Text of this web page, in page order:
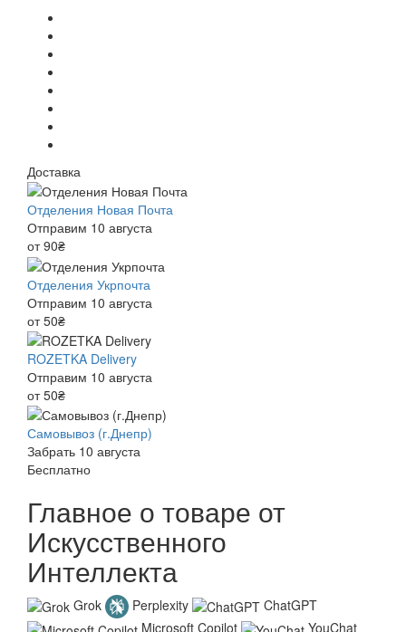
Доставка
Отделения Новая Почта
Отправим 10 августа
от 90₴
Отделения Укрпочта
Отправим 10 августа
от 50₴
ROZETKA Delivery
Отправим 10 августа
от 50₴
Самовывоз (г.Днепр)
Забрать 10 августа
Бесплатно
Главное о товаре от
Искусственного
Интеллекта
Grok Perplexity
ChatGPT
Microsoft Copilot
YouChat